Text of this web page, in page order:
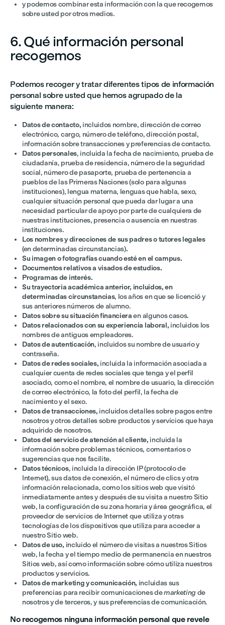
y podemos combinar esta información con la que recogemos
sobre usted por otros medios.
6. Qué información personal
recogemos
Podemos recoger y tratar diferentes tipos de información
personal sobre usted que hemos agrupado de la
siguiente manera:
Datos de contacto, incluidos nombre, dirección de correo
electrónico, cargo, número de teléfono, dirección postal,
información sobre transacciones y preferencias de contacto.
Datos personales, incluida la fecha de nacimiento, prueba de
ciudadanía, prueba de residencia, número de la seguridad
social, número de pasaporte, prueba de pertenencia a
pueblos de las Primeras Naciones (solo para algunas
instituciones), lengua materna, lenguas que habla, sexo,
cualquier situación personal que pueda dar lugar a una
necesidad particular de apoyo por parte de cualquiera de
nuestras instituciones, presencia o ausencia en nuestras
instituciones.
Los nombres y direcciones de sus padres o tutores legales
(en determinadas circunstancias).
Su imagen o fotografías cuando esté en el campus.
Documentos relativos a visados de estudios.
Programas de interés.
Su trayectoria académica anterior, incluidos, en
determinadas circunstancias, los años en que se licenció y
sus anteriores números de alumno.
Datos sobre su situación financieraen algunos casos.
Datos relacionados con su experiencia laboral, incluidos los
nombres de antiguos empleadores.
Datos de autenticación, incluidos su nombre de usuario y
contraseña.
Datos de redes sociales, incluida la información asociada a
cualquier cuenta de redes sociales que tenga y el perfil
asociado, como el nombre, el nombre de usuario, la dirección
de correo electrónico, la foto del perfil, la fecha de
nacimiento y el sexo.
Datos de transacciones, incluidos detalles sobre pagos entre
nosotros y otros detalles sobre productos y servicios que haya
adquirido de nosotros.
Datos del servicio de atención al cliente, incluida la
información sobre problemas técnicos, comentarios o
sugerencias que nos facilite.
Datos técnicos, incluida la dirección IP (protocolo de
Internet), sus datos de conexión, el número de clics y otra
información relacionada, como los sitios web que visitó
inmediatamente antes y después de su visita a nuestro Sitio
web, la configuración de su zona horaria y área geográfica, el
proveedor de servicios de Internet que utiliza y otras
tecnologías de los dispositivos que utiliza para acceder a
nuestro Sitio web.
Datos de uso, incluido el número de visitas a nuestros Sitios
web, la fecha y el tiempo medio de permanencia en nuestros
Sitios web, así como información sobre cómo utiliza nuestros
productos y servicios.
Datos de marketing y comunicación, incluidas sus
preferencias para recibir comunicaciones demarketingde
nosotros y de terceros, y sus preferencias de comunicación.
No recogemos ninguna información personal que revele